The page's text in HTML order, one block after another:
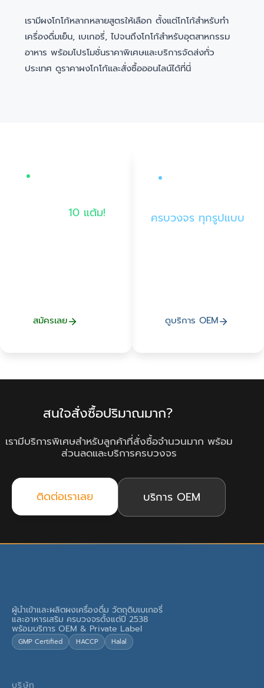
เรามีผงโกโก้หลากหลายสูตรให้เลือก ตั้งแต่โกโก้สำหรับทำ
เครื่องดื่มเย็น, เบเกอรี่, ไปจนถึงโกโก้สำหรับอุตสาหกรรม
อาหาร พร้อมโปรโมชั่นราคาพิเศษและบริการจัดส่งทั่ว
ประเทศ ดูราคาผงโกโก้และสั่งซื้อออนไลน์ได้ที่นี่
10 แต้ม!
สมัครเลย
ครบวงจร ทุกรูปแบบ
ดูบริการ OEM
สนใจสั่งซื้อปริมาณมาก?
เรามีบริการพิเศษสำหรับลูกค้าที่สั่งซื้อจำนวนมาก พร้อม
ส่วนลดและบริการครบวงจร
ติดต่อเราเลย บริการ OEM
ผู้นำเข้าและผลิตผงเครื่องดื่ม วัตถุดิบเบเกอรี่
และอาหารเสริม ครบวงจรตั้งแต่ปี 2538
พร้อมบริการ OEM & Private Label
GMP Certified HACCP Halal
บริษัท